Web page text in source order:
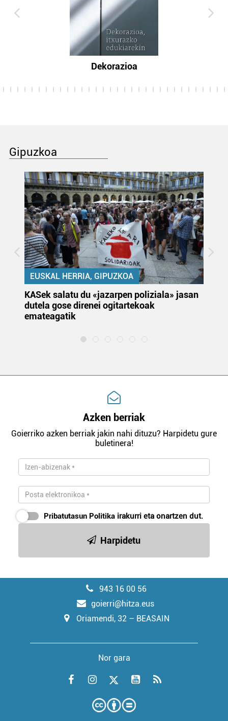
Dekorazioa
Gipuzkoa
EUSKAL HERRIA, GIPUZKOA
KASek salatu du «jazarpen poliziala» jasan
dutela gose direnei ogitartekoak
emateagatik
Azken berriak
Goierriko azken berriak jakin nahi dituzu? Harpidetu gure
buletinera!
Pribatutasun Politika irakurri eta onartzen dut.
Harpidetu
943 16 00 56
goierri@hitza.eus
Oriamendi, 32 – BEASAIN
Nor gara